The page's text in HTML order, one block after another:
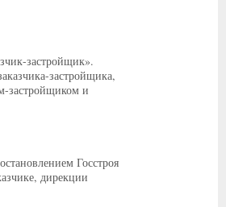
застройщик».
застройщика,
застройщиком и
Госстроя
дирекции